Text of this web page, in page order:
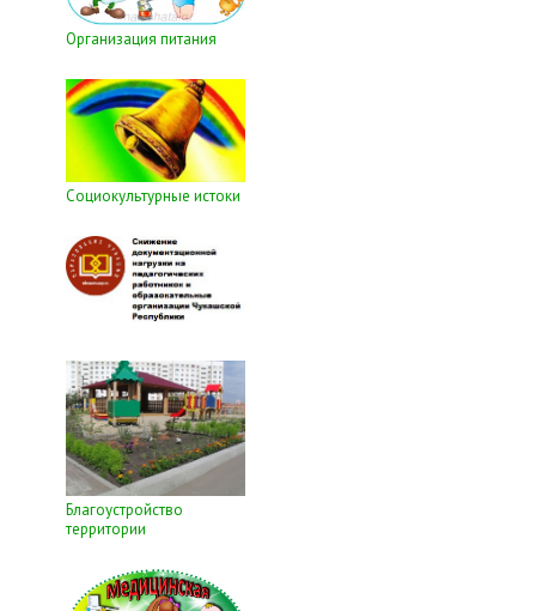
Организация питания
Социокультурные истоки
Благоустройство
территории